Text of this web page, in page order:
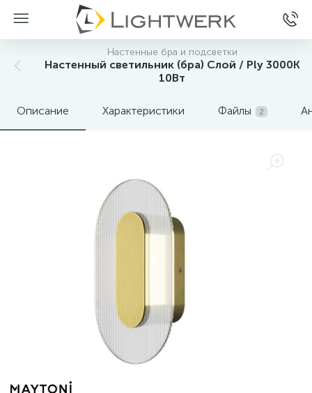
Настенные бра и подсветки
Настенный светильник (бра) Слой / Ply 3000К
10Вт
Описание Характеристики Файлы 2